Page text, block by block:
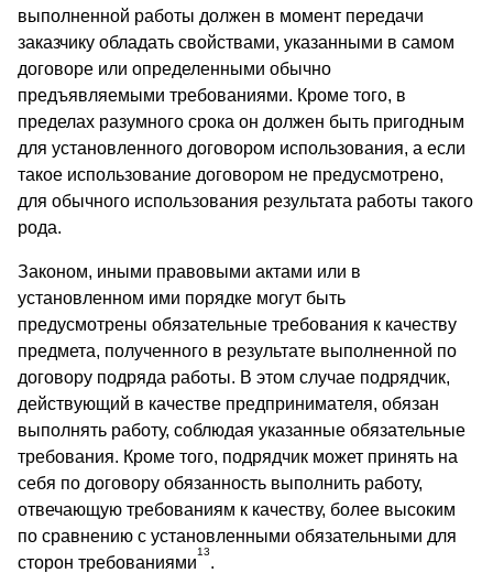
выполненной работы должен в момент передачи
заказчику обладать свойствами, указанными в самом
договоре или определенными обычно
предъявляемыми требованиями. Кроме того, в
пределах разумного срока он должен быть пригодным
для установленного договором использования, а если
такое использование договором не предусмотрено,
для обычного использования результата работы такого
рода.
Законом, иными правовыми актами или в
установленном ими порядке могут быть
предусмотрены обязательные требования к качеству
предмета, полученного в результате выполненной по
договору подряда работы. В этом случае подрядчик,
действующий в качестве предпринимателя, обязан
выполнять работу, соблюдая указанные обязательные
требования. Кроме того, подрядчик может принять на
себя по договору обязанность выполнить работу,
отвечающую требованиям к качеству, более высоким
по сравнению с установленными обязательными для
сторон требованиями
13
.